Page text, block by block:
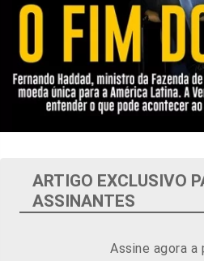
ARTIGO EXCLUSIVO
ASSINANTES
Assine agora a